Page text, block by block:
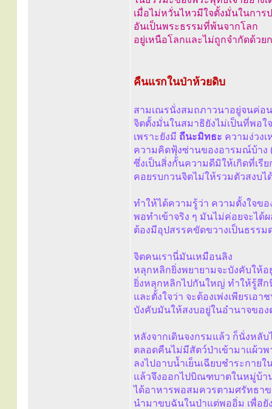
เมื่อไม่หวั่นไหวมีใจตั้งมั่นในกา
อันเป็นพระธรรมที่พ้นจากโลก
อยู่เหนือโลกและไม่ถูกจำกัดด้วย
คืนแรกในป่าห้วยดิบ
สามเณรนั่งสมถภาวนาอยู่จนค่อ
จิตตั้งมั่นในสมาธิยังไม่เป็นที่พอใจ
เพราะยังมี ถีนะมิทธะ ความง่วง
ความคิดฟุ้งซ่านของอารมณ์บ้าง
ซึ่งเป็นสิ่งกั้นความดีมิให้เกิดที่เรี
คอยรบกวนจิตไม่ให้รวมตัวสงบไ
ทำให้ได้ความรู้ว่า ความตั้งใจขอ
พอทำเข้าจริง ๆ มันไม่ค่อยจะได้ผ
ต้องมีอุปสรรคขัดขวางเป็นธรรม
จิตคนเรานี่มันเหมือนลิง
หลุกหลิกยิ่งพยายามจะบังคับให้อ
ยิ่งหลุกหลิกไปกันใหญ่ ทำให้รู้สึก
และตั้งใจว่า จะต้องเพ่งเพียรเอา
บังคับมันให้สงบอยู่ในอำนาจของ
หลังจากเดินจงกรมแล้ว ก็นั่งหลั
ตลอดคืนไม่มีสัตว์ป่าเข้ามาแผ้วพ
ลงไปอาบน้ำเย็นเฉียบชำระกายใ
แล้วจึงออกไปบิณฑบาตในหมู่บ้า
ได้อาหารพอสมควรตามศรัทธา
นำมาขบฉันในป่าแต่พออิ่ม เพื่อยั